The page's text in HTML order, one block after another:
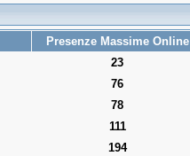
Presenze Massime Online
23
76
78
111
194